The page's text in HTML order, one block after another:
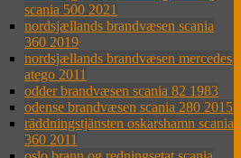
scania 500 2021
nordsjællands brandvæsen scania
360 2019
nordsjællands brandvæsen mercedes
atego 2011
odder brandvæsen scania 82 1983
odense brandvæsen scania 280 2015
räddningstjänsten oskarshamn scania
360 2011